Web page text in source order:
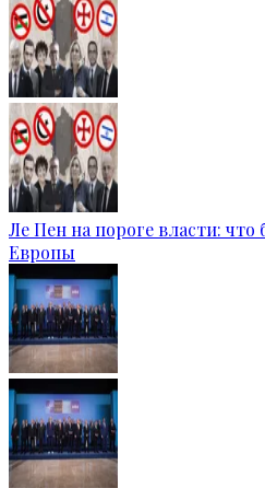
Ле Пен на пороге власти: что
Европы